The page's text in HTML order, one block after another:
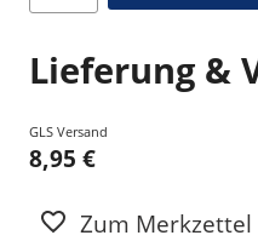
Lieferung &
GLS Versand
8,95 €
Zum